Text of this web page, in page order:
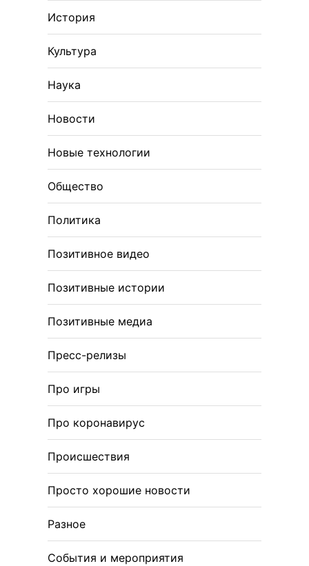
История
Культура
Наука
Новости
Новые технологии
Общество
Политика
Позитивное видео
Позитивные истории
Позитивные медиа
Пресс-релизы
Про игры
Про коронавирус
Происшествия
Просто хорошие новости
Разное
События и мероприятия